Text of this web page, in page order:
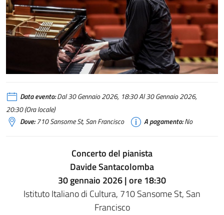
Data evento:Dal 30 Gennaio 2026, 18:30 Al 30 Gennaio 2026,
20:30 (Ora locale)
Dove:710 Sansome St, San Francisco A pagamento:No
Concerto del pianista
Davide Santacolomba
30 gennaio 2026 | ore 18:30
Istituto Italiano di Cultura, 710 Sansome St, San
Francisco